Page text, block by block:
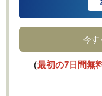
今す
（最初の7日間無